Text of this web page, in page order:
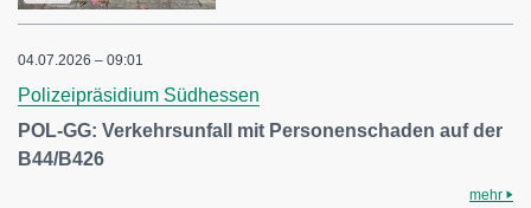
04.07.2026 – 09:01
Polizeipräsidium Südhessen
POL-GG: Verkehrsunfall mit Personenschaden auf der
B44/B426
mehr